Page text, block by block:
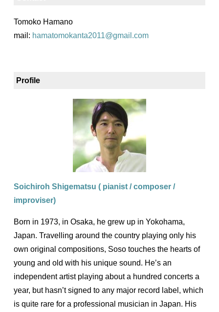
Tomoko Hamano
mail: hamatomokanta2011@gmail.com
Profile
Soichiroh Shigematsu ( pianist / composer /
improviser)
Born in 1973, in Osaka, he grew up in Yokohama,
Japan. Travelling around the country playing only his
own original compositions, Soso touches the hearts of
young and old with his unique sound. He’s an
independent artist playing about a hundred concerts a
year, but hasn’t signed to any major record label, which
is quite rare for a professional musician in Japan. His